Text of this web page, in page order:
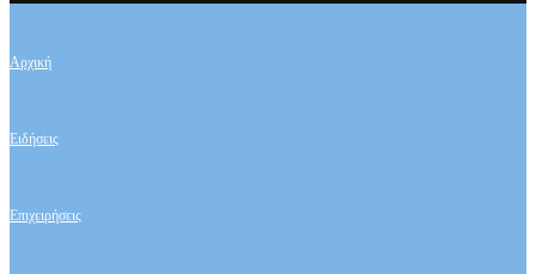
Αρχική
Ειδήσεις
Επιχειρήσεις